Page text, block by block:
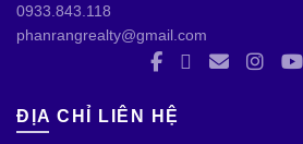
0933.843.118
phanrangrealty@gmail.com
ĐỊA CHỈ LIÊN HỆ